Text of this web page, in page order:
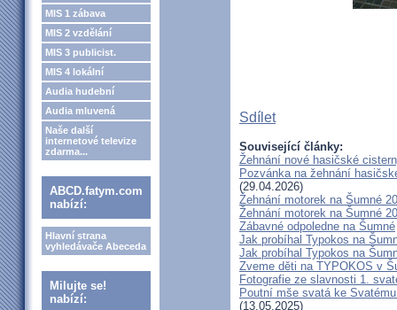
MIS 1 zábava
MIS 2 vzdělání
MIS 3 publicist.
MIS 4 lokální
Audia hudební
Audia mluvená
Naše další
internetové televize
zdarma...
ABCD.fatym.com
nabízí:
Hlavní strana
vyhledávače Abeceda
Milujte se!
nabízí:
Sdílet
Související články:
Žehnání nové hasičské
Pozvánka na žehnání
(29.04.2026)
Žehnání motorek na Šumné
Žehnání motorek na Šumné
Zábavné odpoledne na Šumné
Jak probíhal Typokos na
Jak probíhal Typokos na
Zveme děti na TYPOKOS v
Fotografie ze slavnosti 1.
Poutní mše svatá ke
(13.05.2025)